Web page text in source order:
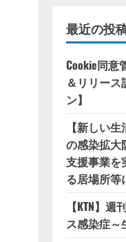
最近の投
Cookie同意
＆リリー
ン】
【新しい
の感染拡大
支援事業を
る居場所等
【KTN】
ス感染症～